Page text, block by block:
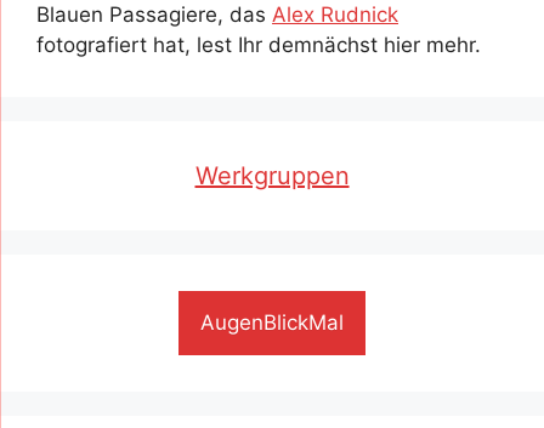
Blauen Passagiere, das Alex Rudnick
fotografiert hat, lest Ihr demnächst hier mehr.
Werkgruppen
AugenBlickMal